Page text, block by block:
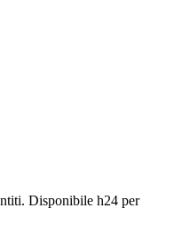
Disponibile h24 per